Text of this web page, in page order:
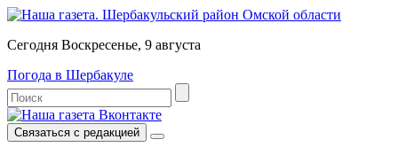
Сегодня Воскресенье, 9 августа
Погода в Шербакуле
Связаться с редакцией